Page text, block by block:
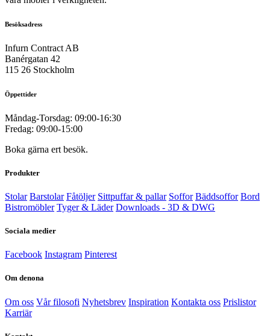
Besöksadress
Infurn Contract AB
Banérgatan 42
115 26 Stockholm
Öppettider
Måndag-Torsdag: 09:00-16:30
Fredag: 09:00-15:00
Boka gärna ert besök.
Produkter
Stolar Barstolar Fåtöljer Sittpuffar & pallar Soffor Bäddsoffor Bord
Bistromöbler Tyger & Läder Downloads - 3D & DWG
Sociala medier
Facebook Instagram Pinterest
Om denona
Om oss Vår filosofi Nyhetsbrev Inspiration Kontakta oss Prislistor
Karriär